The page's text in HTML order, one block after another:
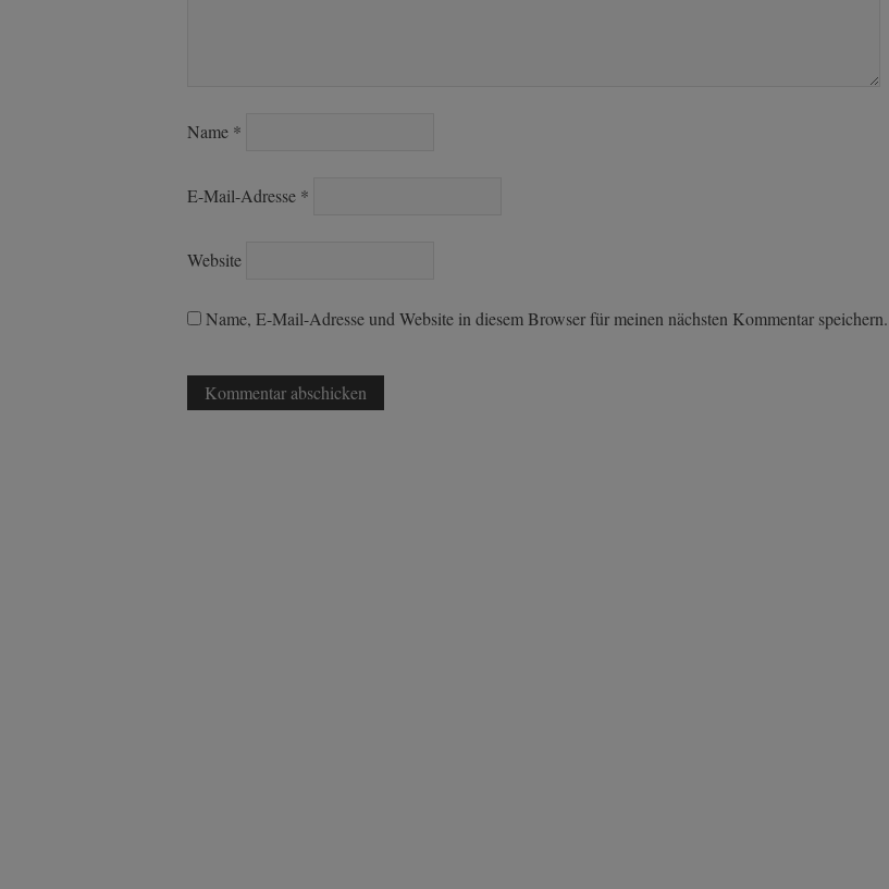
Name *
E-Mail-Adresse *
Website
Name, E-Mail-Adresse und Website in diesem Browser für meinen nächsten Kommentar speichern.